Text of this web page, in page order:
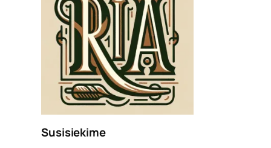
Susisiekime